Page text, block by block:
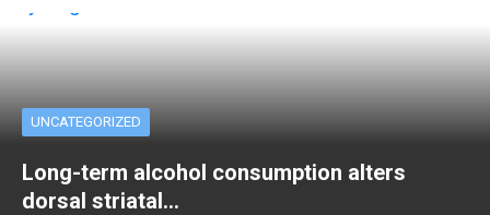
UNCATEGORIZED
Long-term alcohol consumption alters
dorsal striatal…